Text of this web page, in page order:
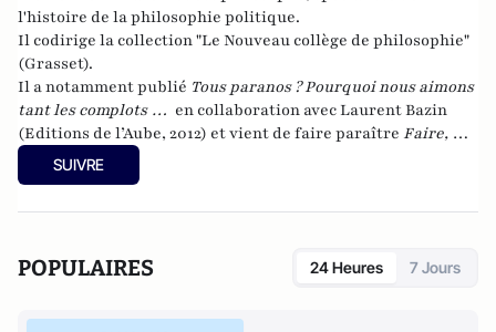
l'histoire de la philosophie politique.
Il codirige la collection "Le Nouveau collège de philosophie"
(Grasset).
Il a notamment publié Tous paranos ? Pourquoi nous aimons
tant les complots … en collaboration avec Laurent Bazin
(Editions de l’Aube, 2012) et vient de faire paraître Faire, ne
pas faire son âge
SUIVRE
POPULAIRES 24 Heures 7 Jours